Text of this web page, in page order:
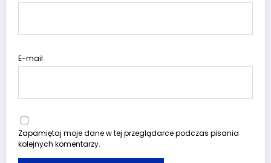
E-mail
Zapamiętaj moje dane w tej przeglądarce podczas pisania
kolejnych komentarzy.